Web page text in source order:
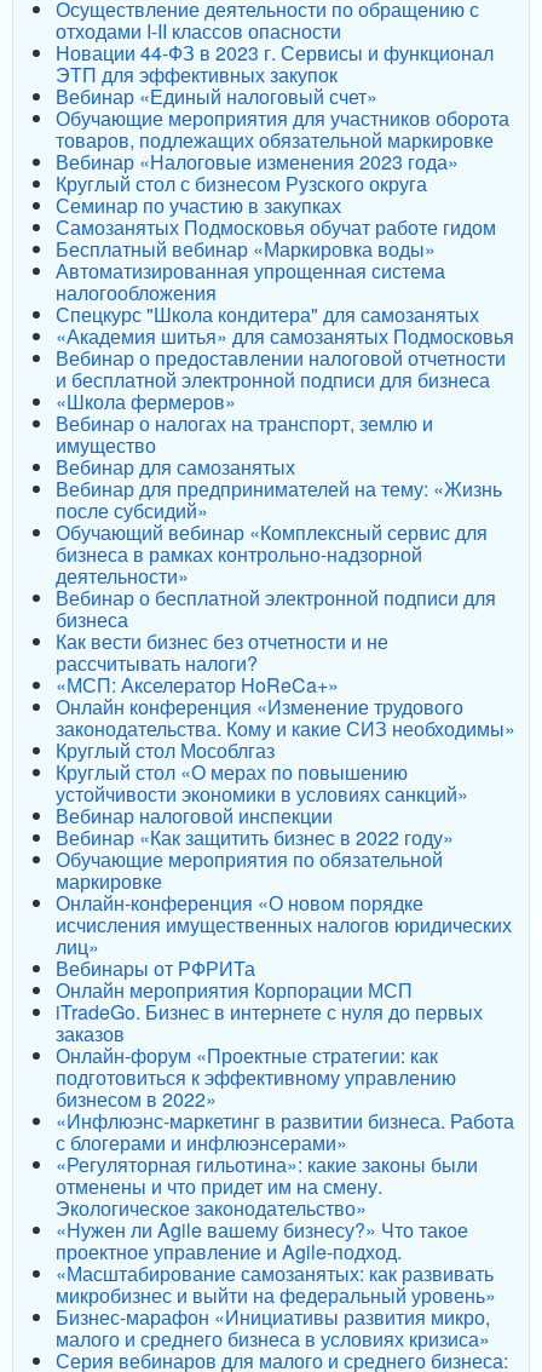
Осуществление деятельности по обращению с
отходами I-II классов опасности
Новации 44-ФЗ в 2023 г. Сервисы и функционал
ЭТП для эффективных закупок
Вебинар «Единый налоговый счет»
Обучающие мероприятия для участников оборота
товаров, подлежащих обязательной маркировке
Вебинар «Налоговые изменения 2023 года»
Круглый стол с бизнесом Рузского округа
Семинар по участию в закупках
Самозанятых Подмосковья обучат работе гидом
Бесплатный вебинар «Маркировка воды»
Автоматизированная упрощенная система
налогообложения
Спецкурс "Школа кондитера" для самозанятых
«Академия шитья» для самозанятых Подмосковья
Вебинар о предоставлении налоговой отчетности
и бесплатной электронной подписи для бизнеса
«Школа фермеров»
Вебинар о налогах на транспорт, землю и
имущество
Вебинар для самозанятых
Вебинар для предпринимателей на тему: «Жизнь
после субсидий»
Обучающий вебинар «Комплексный сервис для
бизнеса в рамках контрольно-надзорной
деятельности»
Вебинар о бесплатной электронной подписи для
бизнеса
Как вести бизнес без отчетности и не
рассчитывать налоги?
«МСП: Акселератор HoReCa+»
Онлайн конференция «Изменение трудового
законодательства. Кому и какие СИЗ необходимы»
Круглый стол Мособлгаз
Круглый стол «О мерах по повышению
устойчивости экономики в условиях санкций»
Вебинар налоговой инспекции
Вебинар «Как защитить бизнес в 2022 году»
Обучающие мероприятия по обязательной
маркировке
Онлайн-конференция «О новом порядке
исчисления имущественных налогов юридических
лиц»
Вебинары от РФРИТа
Онлайн мероприятия Корпорации МСП
iTradeGo. Бизнес в интернете с нуля до первых
заказов
Онлайн-форум «Проектные стратегии: как
подготовиться к эффективному управлению
бизнесом в 2022»
«Инфлюэнс-маркетинг в развитии бизнеса. Работа
с блогерами и инфлюэнсерами»
«Регуляторная гильотина»: какие законы были
отменены и что придет им на смену.
Экологическое законодательство»
«Нужен ли Agile вашему бизнесу?» Что такое
проектное управление и Agile-подход.
«Масштабирование самозанятых: как развивать
микробизнес и выйти на федеральный уровень»
Бизнес-марафон «Инициативы развития микро,
малого и среднего бизнеса в условиях кризиса»
Серия вебинаров для малого и среднего бизнеса: